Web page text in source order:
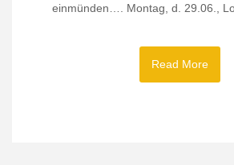
einmünden…. Montag, d. 29.06.,
Read More